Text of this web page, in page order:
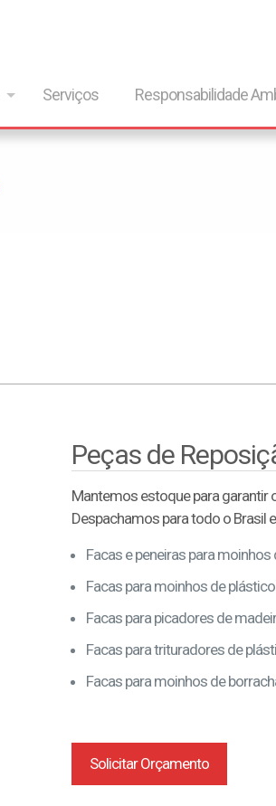
Serviços Responsabilidade
Peças de
Mantemos estoque para garantir
Despachamos para todo o Brasil
Facas e peneiras para
Facas para moinhos de plástico
Facas para picadores de
Facas para trituradores de
Facas para moinhos de
Solicitar Orçamento